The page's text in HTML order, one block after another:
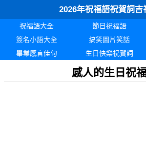
2026年祝福語祝賀詞吉
祝福語大全 節日祝福語
簽名小語大全
搞笑圖片笑話
畢業感言佳句
生日快樂祝賀詞
感人的生日祝